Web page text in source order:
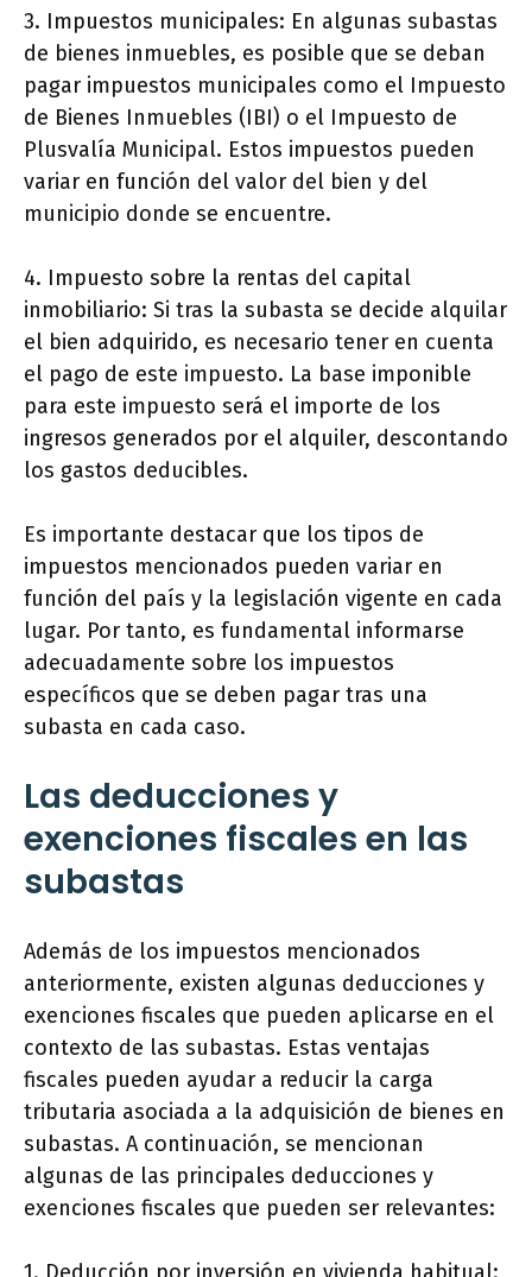
3. Impuestos municipales: En algunas subastas
de bienes inmuebles, es posible que se deban
pagar impuestos municipales como el Impuesto
de Bienes Inmuebles (IBI) o el Impuesto de
Plusvalía Municipal. Estos impuestos pueden
variar en función del valor del bien y del
municipio donde se encuentre.
4. Impuesto sobre la rentas del capital
inmobiliario: Si tras la subasta se decide alquilar
el bien adquirido, es necesario tener en cuenta
el pago de este impuesto. La base imponible
para este impuesto será el importe de los
ingresos generados por el alquiler, descontando
los gastos deducibles.
Es importante destacar que los tipos de
impuestos mencionados pueden variar en
función del país y la legislación vigente en cada
lugar. Por tanto, es fundamental informarse
adecuadamente sobre los impuestos
específicos que se deben pagar tras una
subasta en cada caso.
Las deducciones y
exenciones fiscales en las
subastas
Además de los impuestos mencionados
anteriormente, existen algunas deducciones y
exenciones fiscales que pueden aplicarse en el
contexto de las subastas. Estas ventajas
fiscales pueden ayudar a reducir la carga
tributaria asociada a la adquisición de bienes en
subastas. A continuación, se mencionan
algunas de las principales deducciones y
exenciones fiscales que pueden ser relevantes: